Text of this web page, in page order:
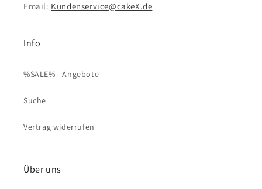
Email: Kundenservice@cakeX.de
Info
%SALE% - Angebote
Suche
Vertrag widerrufen
Über uns